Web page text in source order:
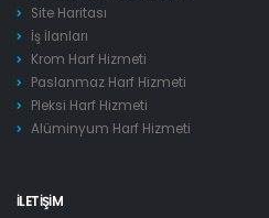
Site Haritası
İş İlanları
Krom Harf Hizmeti
Paslanmaz Harf Hizmeti
Pleksi Harf Hizmeti
Alüminyum Harf Hizmeti
İLETIŞIM